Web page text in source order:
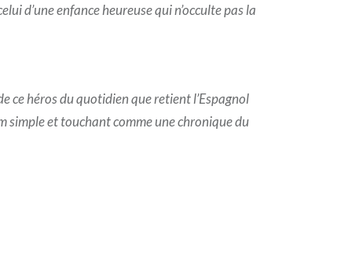
d’une enfance heureuse qui n’occulte pas la
ce héros du quotidien que retient l’Espagnol
simple et touchant comme une chronique du